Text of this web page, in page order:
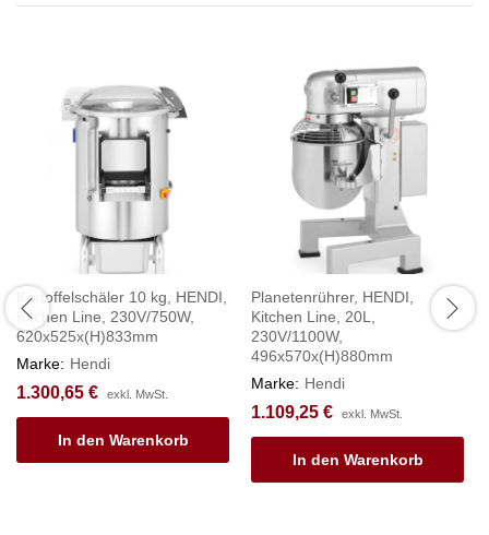
Kartoffelschäler 10 kg, HENDI,
Kitchen Line, 230V/750W,
620x525x(H)833mm
Marke: Hendi
1.300,65 € exkl. MwSt.
In den Warenkorb
Planetenrührer, HENDI,
Kitchen Line, 20L,
230V/1100W,
496x570x(H)880mm
Marke: Hendi
1.109,25 € exkl. MwSt.
In den Warenkorb